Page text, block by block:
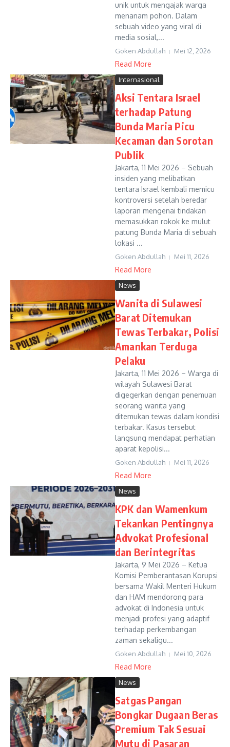
unik untuk mengajak warga
menanam pohon. Dalam
sebuah video yang viral di
media sosial,...
Goken Abdullah Mei 12, 2026
Read More
Internasional
Aksi Tentara Israel
terhadap Patung
Bunda Maria Picu
Kecaman dan Sorotan
Publik
Jakarta, 11 Mei 2026 – Sebuah
insiden yang melibatkan
tentara Israel kembali memicu
kontroversi setelah beredar
laporan mengenai tindakan
memasukkan rokok ke mulut
patung Bunda Maria di sebuah
lokasi ...
Goken Abdullah Mei 11, 2026
Read More
News
Wanita di Sulawesi
Barat Ditemukan
Tewas Terbakar, Polisi
Amankan Terduga
Pelaku
Jakarta, 11 Mei 2026 – Warga di
wilayah Sulawesi Barat
digegerkan dengan penemuan
seorang wanita yang
ditemukan tewas dalam kondisi
terbakar. Kasus tersebut
langsung mendapat perhatian
aparat kepolisi...
Goken Abdullah Mei 11, 2026
Read More
News
KPK dan Wamenkum
Tekankan Pentingnya
Advokat Profesional
dan Berintegritas
Jakarta, 9 Mei 2026 – Ketua
Komisi Pemberantasan Korupsi
bersama Wakil Menteri Hukum
dan HAM mendorong para
advokat di Indonesia untuk
menjadi profesi yang adaptif
terhadap perkembangan
zaman sekaligu...
Goken Abdullah Mei 10, 2026
Read More
News
Satgas Pangan
Bongkar Dugaan Beras
Premium Tak Sesuai
Mutu di Pasaran